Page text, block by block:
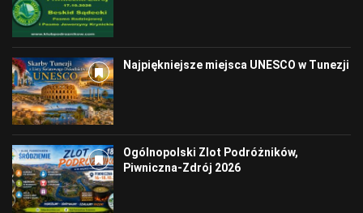
Najpiękniejsze miejsca UNESCO w Tunezji
Ogólnopolski Zlot Podróżników,
Piwniczna-Zdrój 2026